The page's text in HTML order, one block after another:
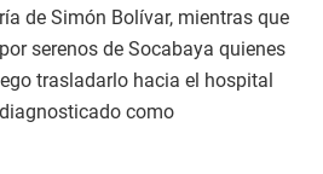
de Simón Bolívar, mientras que
serenos de Socabaya quienes
trasladarlo hacia el hospital
como